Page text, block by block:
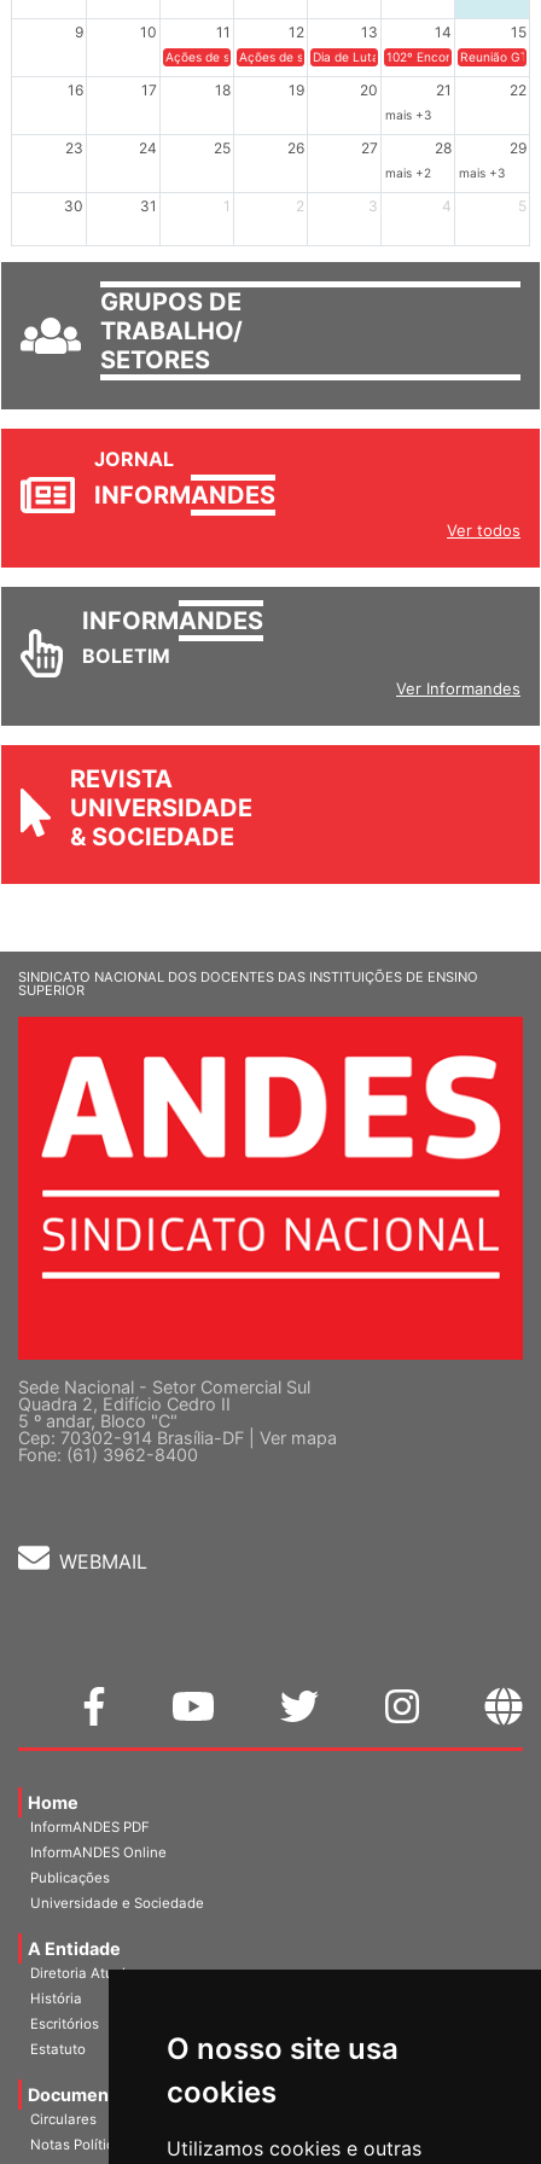
O nosso site usa
cookies
Utilizamos cookies e outras
9 10 11 12 13 14 15
Ações de solidariedade a Cuba no Rio Grande do Sul - 100
Ações de solidariedade a Cuba no Rio Grande do
Dia de Luta em Defesa de Cuba e da
102º Encontro da
Reunião
16 17 18 19 20 21 22
mais +3
23 24 25 26 27 28 29
mais +2 mais +3
30 31 1 2 3 4 5
GRUPOS DE
TRABALHO/
SETORES
JORNAL
INFORMANDES
Ver todos
INFORMANDES
BOLETIM
Ver Informandes
REVISTA
UNIVERSIDADE
& SOCIEDADE
SINDICATO NACIONAL DOS DOCENTES DAS INSTITUIÇÕES DE ENSINO
SUPERIOR
Sede Nacional - Setor Comercial Sul
Quadra 2, Edifício Cedro II
5 º andar, Bloco "C"
Cep: 70302-914 Brasília-DF | Ver mapa
Fone: (61) 3962-8400
WEBMAIL
Home
InformANDES PDF
InformANDES Online
Publicações
Universidade e Sociedade
A Entidade
Diretoria Atual
História
Escritórios
Estatuto
Documentos
Circulares
Notas Políticas